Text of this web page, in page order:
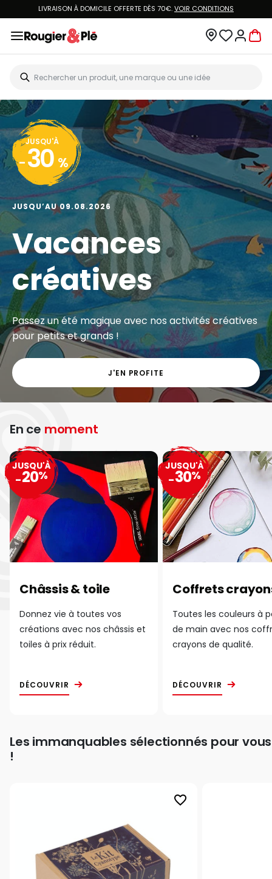
LIVRAISON À DOMICILE OFFERTE DÈS 70€.VOIR CONDITIONS
JUSQU'À
- 30 %
JUSQU’AU 09.08.2026
Vacances
créatives
Passez un été magique avec nos activités créatives
pour petits et grands !
J'EN PROFITE
En ce moment
Châssis & toile
Donnez vie à toutes vos
créations avec nos châssis et
toiles à prix réduit.
DÉCOUVRIR
JUSQU'À
-20%
Coffrets
Toutes les couleurs à
de main avec nos
crayons de qualité.
DÉCOUVRIR
JUSQU'À
-30%
Les immanquables sélectionnés pour vous
!
favorite_border